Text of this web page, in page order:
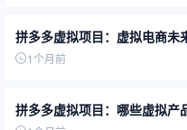
拼多多虚拟项目：虚拟电商未
1个月前
拼多多虚拟项目：哪些虚拟产